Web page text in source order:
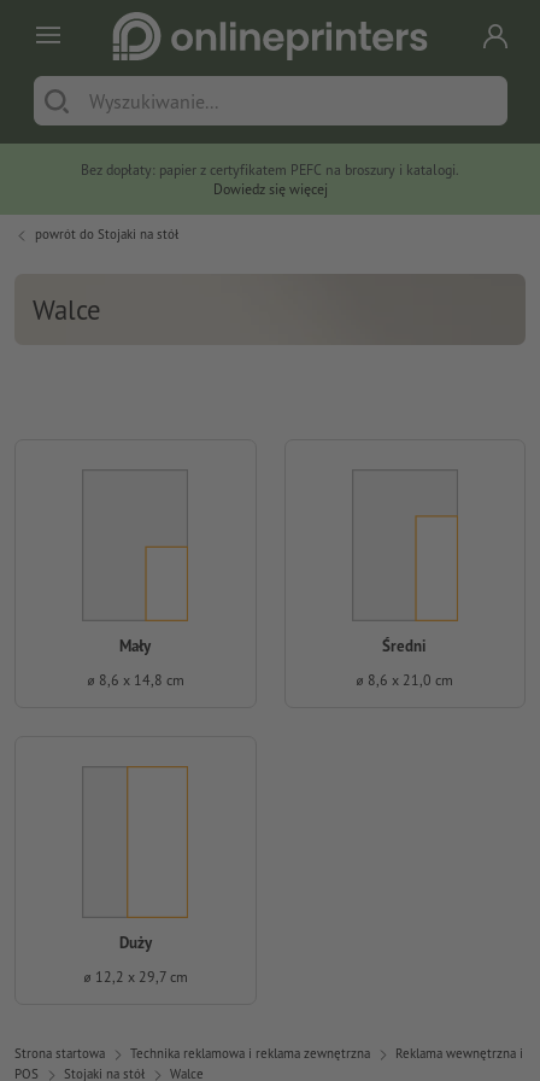
Bez dopłaty: papier z certyfikatem PEFC na broszury i katalogi.
Dowiedz się więcej
powrót do Stojaki na stół
Walce
Mały
⌀ 8,6 x 14,8 cm
Średni
⌀ 8,6 x 21,0 cm
Duży
⌀ 12,2 x 29,7 cm
Strona startowa Technika reklamowa i reklama zewnętrzna
Reklama wewnętrzna i
POS
Stojaki na stół Walce